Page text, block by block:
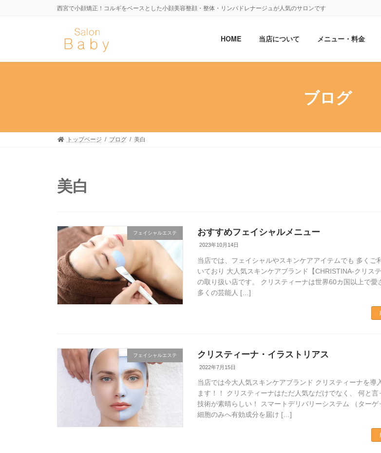
西宮で小顔矯正！コルギをベースとした小顔美容整顔・整体・リンパドレナージュが人気のサロンです
HOME 当店について メニュー・料金
ブログ
トップページ ブログ 美白
美白
フェイシャルエステ おすすめフェイシャルメニュー
2023年10月14日
当店では、フェイシャルやスキンケアアイテムでも 多くご
いており 大人気スキンケアブランド【CHRISTINA-クリステ
の取り扱い店です。 クリスティーナは世界60カ国以上で愛
多くの芸能人 […]
フェイシャルエステ クリスティーナ・イラストリアス
2022年7月15日
当店では今大人気スキンケアブランド クリスティーナを導
ます！！ クリスティーナはただ人気なだけでなく、 何と言
技術が素晴らしい！ スマートデリバリーシステム （ターゲ
細胞のみへ有効成分を届け […]